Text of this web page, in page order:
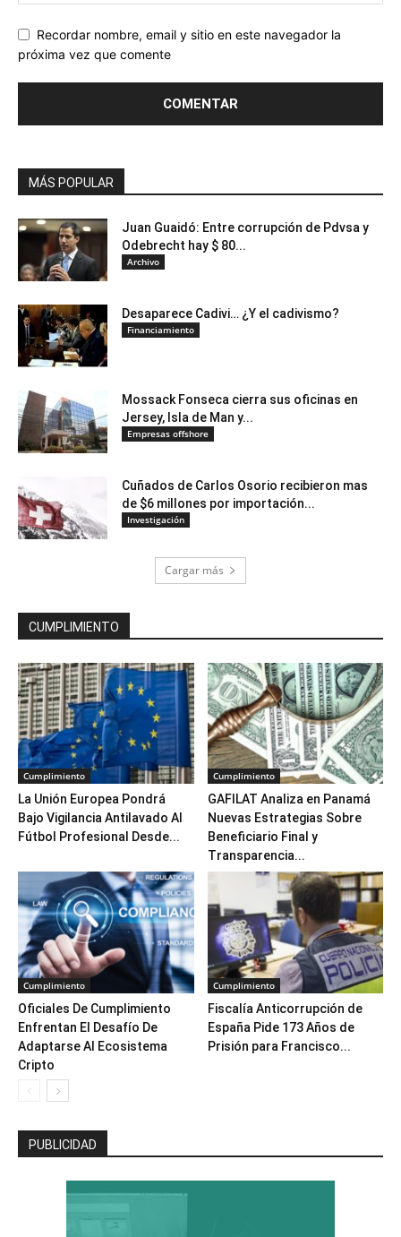
Recordar nombre, email y sitio en este navegador la
próxima vez que comente
MÁS POPULAR
Juan Guaidó: Entre corrupción de Pdvsa y
Odebrecht hay $ 80...
Archivo
Desaparece Cadivi… ¿Y el cadivismo?
Financiamiento
Mossack Fonseca cierra sus oficinas en
Jersey, Isla de Man y...
Empresas offshore
Cuñados de Carlos Osorio recibieron mas
de $6 millones por importación...
Investigación
Cargar más
CUMPLIMIENTO
Cumplimiento
La Unión Europea Pondrá
Bajo Vigilancia Antilavado Al
Fútbol Profesional Desde...
Cumplimiento
GAFILAT Analiza en Panamá
Nuevas Estrategias Sobre
Beneficiario Final y
Transparencia...
Cumplimiento
Oficiales De Cumplimiento
Enfrentan El Desafío De
Adaptarse Al Ecosistema
Cripto
Cumplimiento
Fiscalía Anticorrupción de
España Pide 173 Años de
Prisión para Francisco...
PUBLICIDAD